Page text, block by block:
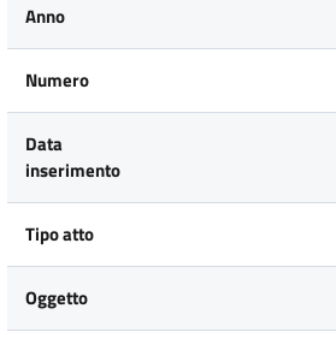
Anno
Numero
Data
inserimento
Tipo atto
Oggetto